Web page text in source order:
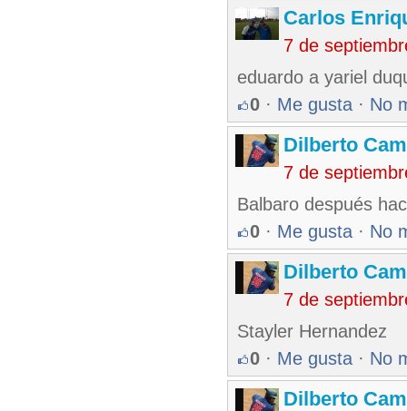
Carlos
7 de
eduardo a yariel
0 · Me gusta · No
Dilberto
7 de
Balbaro después
0 · Me gusta · No
Dilberto
7 de
Stayler Hernandez
0 · Me gusta · No
Dilberto